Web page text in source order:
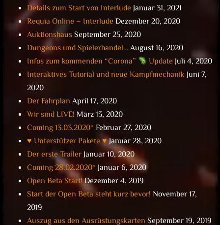
Details zum Start von Interlude Januar 31, 2021
Requia Online – Interlude Dezember 20, 2020
AuktionshausSeptember 25, 2020
Dungeons und Spielerhandel…August 16, 2020
Infos zum kommenden “Corona”
Update Juli 4, 2020
Interaktives Tutorial und neue KampfmechanikJuni 7,
2020
Der Fahrplan April 17, 2020
Wir sind LIVE! März 13, 2020
Coming 13.03.2020* Februar 27, 2020
♥ Unterstützer Pakete ♥Januar 28, 2020
Der erste TrailerJanuar 10, 2020
Coming 28.02.2020* Januar 6, 2020
Open Beta Start!Dezember 4, 2019
Start der Open Beta steht kurz bevor! November 17,
2019
Auszug aus den Ausrüstungskarten September 19, 2019